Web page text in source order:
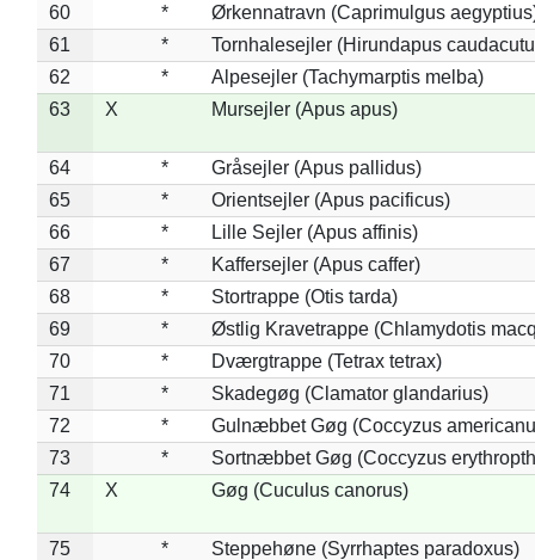
60
*
Ørkennatravn (Caprimulgus
61
*
Tornhalesejler (Hirundapus
62
*
Alpesejler (Tachymarptis melba)
63
X Mursejler (Apus apus)
64 *
Gråsejler (Apus pallidus)
65
*
Orientsejler (Apus pacificus)
66
*
Lille Sejler (Apus affinis)
67
*
Kaffersejler (Apus caffer)
68
*
Stortrappe (Otis tarda)
69
*
Østlig Kravetrappe (Chlamydotis
70
*
Dværgtrappe (Tetrax tetrax)
71
*
Skadegøg (Clamator glandarius)
72
*
Gulnæbbet Gøg (Coccyzus
73
*
Sortnæbbet Gøg (Coccyzus
74
X Gøg (Cuculus canorus)
75 *
Steppehøne (Syrrhaptes paradoxus)